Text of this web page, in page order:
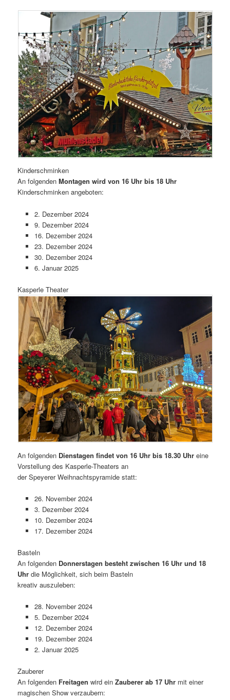
Kinderschminken
An folgendenMontagen wird von 16 Uhr bis 18 Uhr
Kinderschminken angeboten:
2. Dezember 2024
9. Dezember 2024
16. Dezember 2024
23. Dezember 2024
30. Dezember 2024
6. Januar 2025
Kasperle Theater
An folgenden Dienstagen findet von 16 Uhr bis 18.30 Uhr eine
Vorstellung des Kasperle-Theaters an
der Speyerer Weihnachtspyramide statt:
26. November 2024
3. Dezember 2024
10. Dezember 2024
17. Dezember 2024
Basteln
An folgenden Donnerstagen besteht zwischen 16 Uhr und 18
Uhr die Möglichkeit, sich beim Basteln
kreativ auszuleben:
28. November 2024
5. Dezember 2024
12. Dezember 2024
19. Dezember 2024
2. Januar 2025
Zauberer
An folgenden Freitagenwird einZauberer ab 17 Uhr mit einer
magischen Show verzaubern: